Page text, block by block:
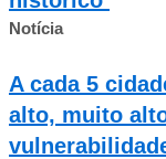
Notícia
A cada 5
alto, muito